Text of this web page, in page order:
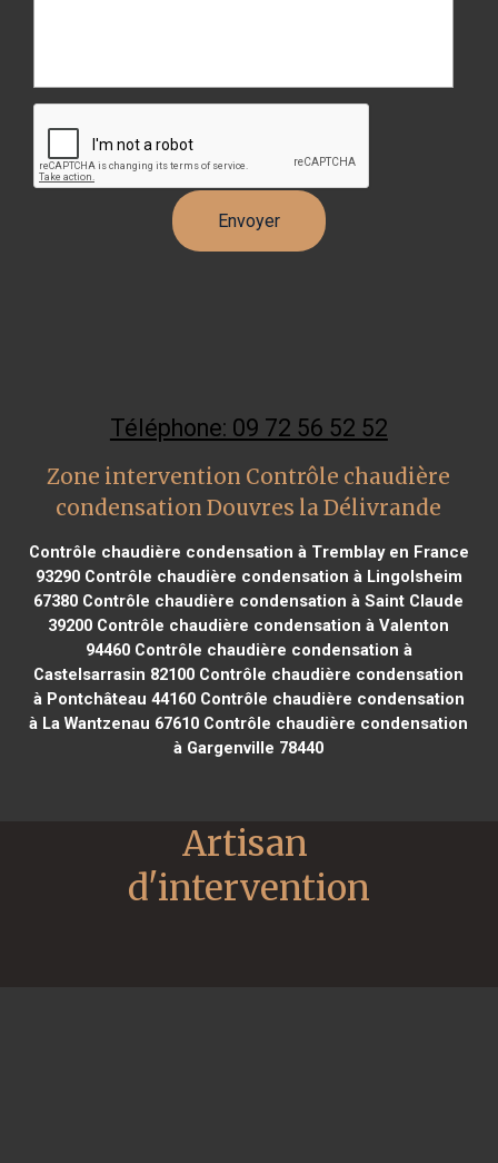
Téléphone: 09 72 56 52 52
Zone intervention Contrôle chaudière
condensation Douvres la Délivrande
Contrôle chaudière condensation à Tremblay en France
93290Contrôle chaudière condensation à Lingolsheim
67380 Contrôle chaudière condensation à Saint Claude
39200 Contrôle chaudière condensation à Valenton
94460Contrôle chaudière condensation à
Castelsarrasin 82100 Contrôle chaudière condensation
à Pontchâteau 44160Contrôle chaudière condensation
à La Wantzenau 67610 Contrôle chaudière condensation
à Gargenville 78440
Artisan
d'intervention